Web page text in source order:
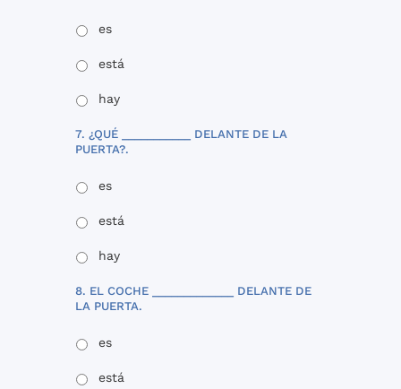
es
está
hay
7. ¿QUÉ ___________ DELANTE DE LA
PUERTA?.
es
está
hay
8. EL COCHE _____________ DELANTE DE
LA PUERTA.
es
está